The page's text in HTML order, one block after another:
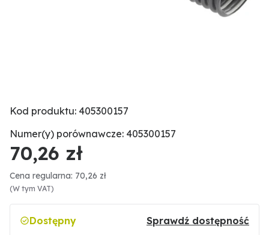
Kod produktu: 405300157
Numer(y) porównawcze: 405300157
70,26 zł
Cena regularna: 70,26 zł
(W tym VAT)
Dostępny Sprawdź dostępność